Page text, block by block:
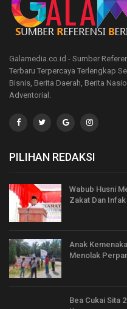
Galamedia.co.id - Sumber
Terbaru Terpercaya Terlengkap
Bisnis, Berita Daerah, Berita
Adventorial.
PILIHAN REDAKSI
Wabub Husni
Zakat Dan Infak
Anak
Menolak
Bea Cukai Sita